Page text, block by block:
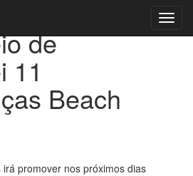
de
11
Beach
promover nos próximos dias